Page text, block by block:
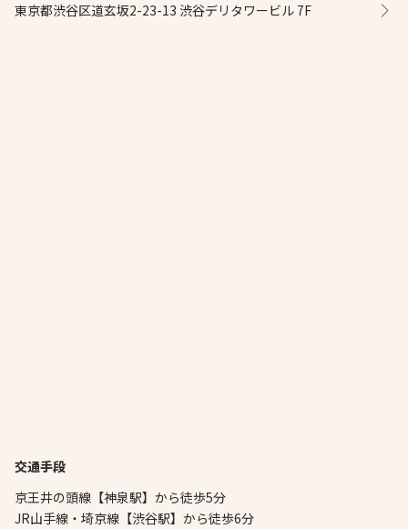
東京都渋谷区道玄坂2-23-13 渋谷デリタワービル 7F
交通手段
京王井の頭線【神泉駅】から徒歩5分
JR山手線・埼京線【渋谷駅】から徒歩6分